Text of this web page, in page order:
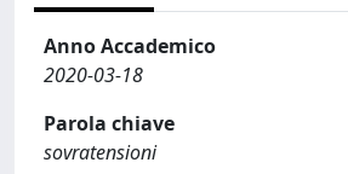
Anno Accademico
2020-03-18
Parola chiave
sovratensioni